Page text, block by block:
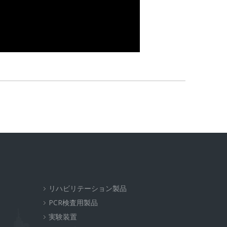
リハビリテーション製品
PCR検査用製品
実験装置